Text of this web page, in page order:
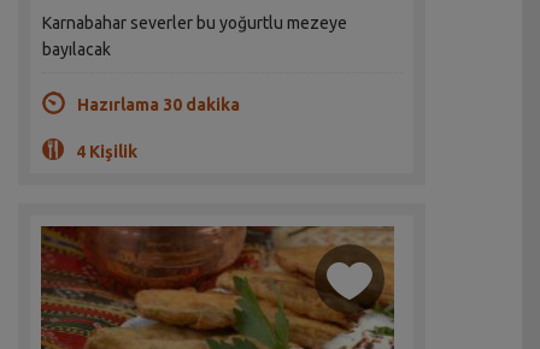
Karnabahar severler bu yoğurtlu mezeye
bayılacak
Hazırlama 30 dakika
4 Kişilik